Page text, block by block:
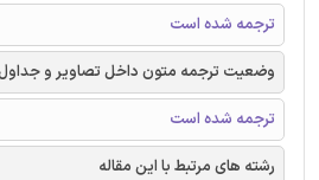
ترجمه شده است
وضعیت ترجمه متون داخل تصاویر و
ترجمه شده است
رشته های مرتبط با این مقاله